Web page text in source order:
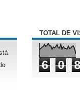
TOTAL DE
6 0 8